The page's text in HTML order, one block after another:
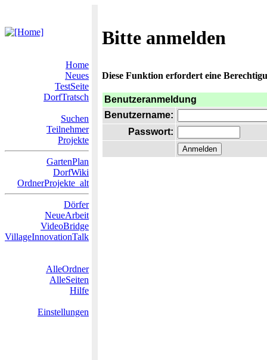
Bitte anmelden
Home
Neues
TestSeite
DorfTratsch
Suchen
Teilnehmer
Projekte
GartenPlan
DorfWiki
OrdnerProjekte_alt
Dörfer
NeueArbeit
VideoBridge
VillageInnovationTalk
AlleOrdner
AlleSeiten
Hilfe
Einstellungen
Diese Funktion erfordert eine
Benutzeranmeldung
Benutzername:
Passwort: